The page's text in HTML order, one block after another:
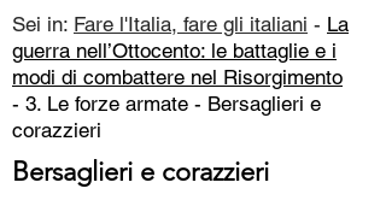
Sei in: Fare l'Italia, fare gli italiani - La
guerra nell’Ottocento: le battaglie e i
modi di combattere nel Risorgimento
- 3. Le forze armate - Bersaglieri e
corazzieri
Bersaglieri e corazzieri